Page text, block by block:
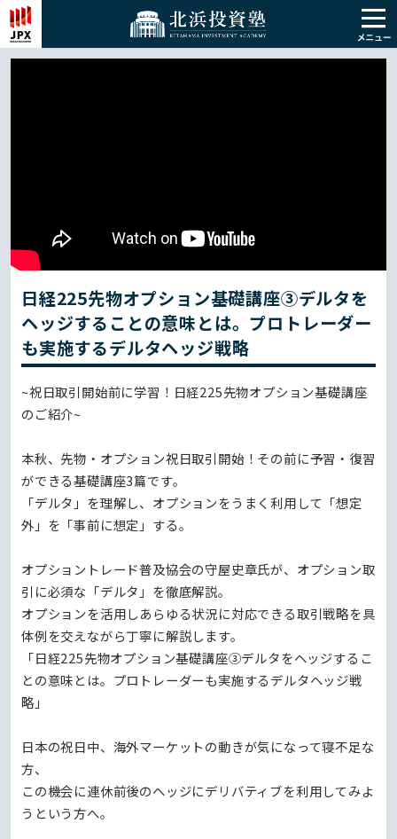
日経225先物オプション基礎講座③デルタを
ヘッジすることの意味とは。プロトレーダー
も実施するデルタヘッジ戦略
~祝日取引開始前に学習！日経225先物オプション基礎講座
のご紹介~
本秋、先物・オプション祝日取引開始！その前に予習・復習
ができる基礎講座3篇です。
「デルタ」を理解し、オプションをうまく利用して「想定
外」を「事前に想定」する。
オプショントレード普及協会の守屋史章氏が、オプション取
引に必須な「デルタ」を徹底解説。
オプションを活用しあらゆる状況に対応できる取引戦略を具
体例を交えながら丁寧に解説します。
「日経225先物オプション基礎講座③デルタをヘッジするこ
との意味とは。プロトレーダーも実施するデルタヘッジ戦
略」
日本の祝日中、海外マーケットの動きが気になって寝不足な
方、
この機会に連休前後のヘッジにデリバティブを利用してみよ
うという方へ。